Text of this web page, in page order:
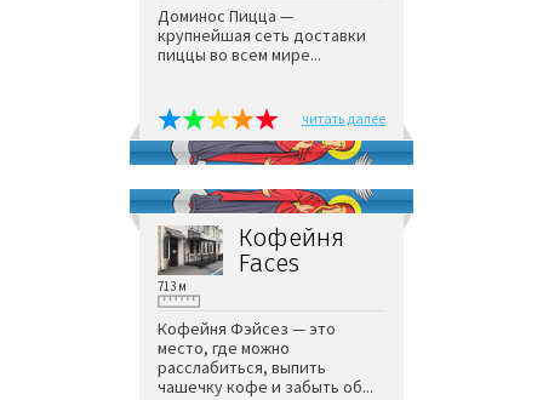
Доминос Пицца —
крупнейшая сеть доставки
пиццы во всем мире...
читать далее
Кофейня
Faces
713 м
Кофейня Фэйсез — это
место, где можно
расслабиться, выпить
чашечку кофе и забыть об...